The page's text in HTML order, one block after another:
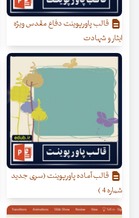
قالب پاورپوینت دفاع مقدس ویژه
ایثار و شهادت
قالب آماده پاورپوینت (سری جدید
شماره 4 )